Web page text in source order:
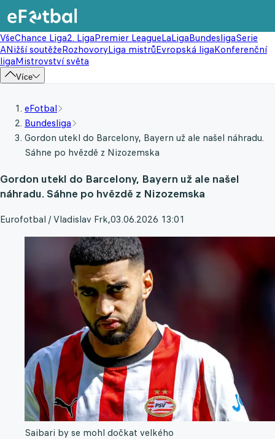
VšeChance Liga2. LigaPremier LeagueLaLigaBundesligaSerie
ANižší soutěžeRozhovoryLiga mistrůEvropská ligaKonferenční
ligaMistrovství světa
Více
eFotbal
Bundesliga
Gordon utekl do Barcelony, Bayern už ale našel náhradu.
Sáhne po hvězdě z Nizozemska
Gordon utekl do Barcelony, Bayern už ale našel
náhradu. Sáhne po hvězdě z Nizozemska
Eurofotbal / Vladislav Frk,03.06.2026 13:01
Saibari by se mohl dočkat velkého